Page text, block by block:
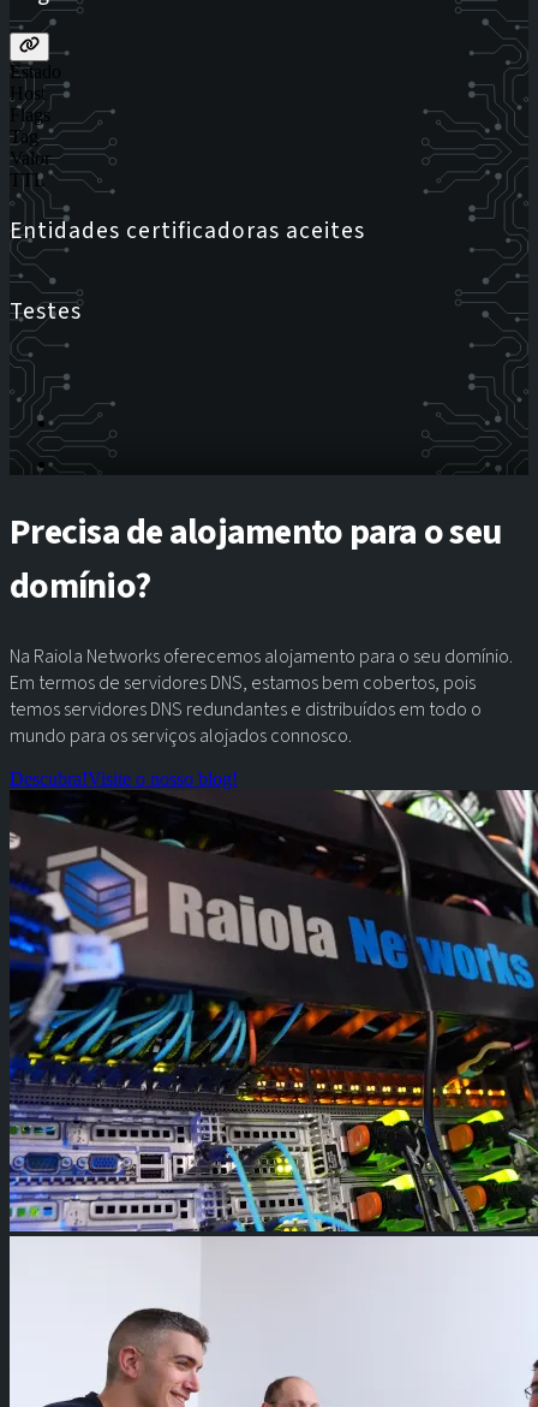
Estado
Host
Flags
Tag
Valor
TTL
Entidades certificadoras aceites
Testes
Precisa de alojamento para o seu
domínio?
Na Raiola Networks oferecemos alojamento para o seu domínio.
Em termos de servidores DNS, estamos bem cobertos, pois
temos servidores DNS redundantes e distribuídos em todo o
mundo para os serviços alojados connosco.
Descubra!Visite o nosso blog!